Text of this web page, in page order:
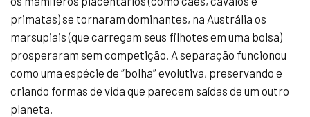
primatas) se tornaram dominantes, na Austrália os
marsupiais (que carregam seus filhotes em uma bolsa)
prosperaram sem competição. A separação funcionou
como uma espécie de “bolha” evolutiva, preservando e
criando formas de vida que parecem saídas de um outro
planeta.